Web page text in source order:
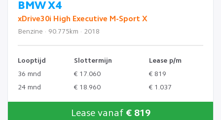
BMW X4
xDrive30i High Executive M-Sport X
Benzine · 90.775km · 2018
Looptijd Slottermijn
Lease p/m
36 mnd
€ 17.060
€ 819
24 mnd
€ 18.960 € 1.037
Lease vanaf € 819